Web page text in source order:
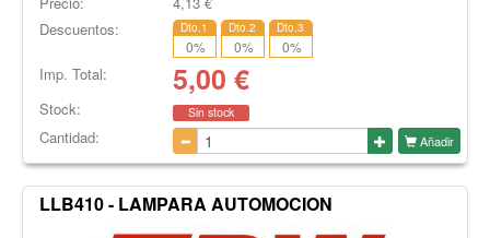
Descuentos:
Dto.1
0%
Dto.2
0%
Dto.3
0%
Imp. Total: 5,00 €
Stock: Sin stock
Cantidad: Añadir
LLB410 - LAMPARA AUTOMOCION